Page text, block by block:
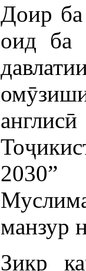
Доир ба
оид ба
2030”
манзур
Зикр